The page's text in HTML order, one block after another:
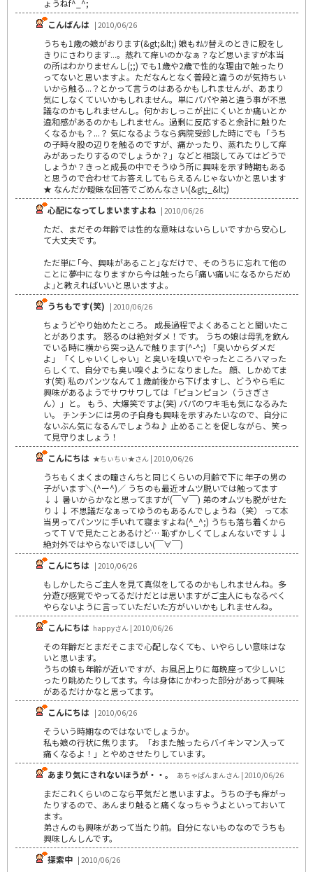
ょうねf^_^;
こんばんは | 2010/06/26
うちも1歳の娘がおります(&gt;&lt;) 娘もｵﾑﾂ替えのときに股をし
きりにさわります...。蒸れて痒いのかなぁ？など思いますが本当
の所はわかりませんし(;;) でも1歳や2歳で性的な理由で触ったり
ってないと思いますよ。ただなんとなく普段と違うのが気持ちい
いから触る...？とかって言うのはあるかもしれませんが、あまり
気にしなくていいかもしれません。単にパパや弟と違う事が不思
議なのかもしれませんし。何かおしっこが出にくいとか痛いとか
違和感があるのかもしれません。過剰に反応すると余計に触りた
くなるかも？...？ 気になるようなら病院受診した時にでも「うち
の子時々股の辺りを触るのですが、痛かったり、蒸れたりして痒
みがあったりするのでしょうか？」などと相談してみてはどうで
しょうか？きっと成長の中でそうゆう所に興味を示す時期もある
と思うので合わせてお答えしてもらえるんじゃないかと思います
★ なんだか曖昧な回答でごめんなさい(&gt;_&lt;)
心配になってしまいますよね | 2010/06/26
ただ、まだその年齢では性的な意味はないらしいですから安心し
て大丈夫です。
ただ単に｢今、興味があること｣なだけで、そのうちに忘れて他の
ことに夢中になりますから今は触ったら｢痛い痛いになるからだめ
よ｣と教えればいいと思いますよ。
うちもです(笑) | 2010/06/26
ちょうどやり始めたところ。 成長過程でよくあることと聞いたこ
とがあります。 怒るのは絶対ダメ！です。 うちの娘は母乳を飲ん
でいる時に横から突っ込んで触ります(^-^;) 「臭いからダメだ
よ」「くしゃいくしゃい」と臭いを嗅いでやったところハマった
らしくて、自分でも臭い嗅ぐようになりました。 顔、しかめてま
す(笑) 私のパンツなんて１歳前後から下げますし、どうやら毛に
興味があるようでサワサワしては「ピョンピョン（うさぎさ
ん）」と。 もう、大爆笑ですよ(笑) パパのワキ毛も気になるみた
い。 チンチンには男の子自身も興味を示すみたいなので、自分に
ないぶん気になるんでしょうね♪ 止めることを促しながら、笑っ
て見守りましょう！
こんにちは ★ちぃちぃ★さん | 2010/06/26
うちもくまくまの瞳さんちと同じくらいの月齢で下に年子の男の
子がいます＼(^ー^)／ うちのも最近オムツ脱いでは触ってます
↓↓ 暑いからかなと思ってますが(￣∀￣) 弟のオムツも脱がせた
り↓↓ 不思議だなぁってゆうのもあるんでしょうね（笑） って本
当男ってパンツに手いれて寝ますよね(^_^;) うちも落ち着くから
ってＴＶで見たことあるけど… 恥ずかしくてしょんないです↓↓
絶対外ではやらないでほしい(￣∀￣)
こんにちは | 2010/06/26
もしかしたらご主人を見て真似をしてるのかもしれませんね。多
分遊び感覚でやってるだけだとは思いますがご主人にもなるべく
やらないように言っていただいた方がいいかもしれませんね。
こんにちは happyさん | 2010/06/26
その年齢だとまだそこまで心配しなくても、いやらしい意味はな
いと思います。
うちの娘も年齢が近いですが、お風呂上りに毎晩座って少しいじ
ったり眺めたりしてます。今は身体にかわった部分があって興味
があるだけかなと思ってます。
こんにちは | 2010/06/26
そういう時期なのではないでしょうか。
私も娘の行状に焦ります。「おまた触ったらバイキンマン入って
痛くなるよ！」とやめさせたりしています。
あまり気にされないほうが・・。
あちゃぱんまんさん | 2010/06/26
まだこれくらいのこなら平気だと思いますよ。うちの子も痒がっ
たりするので、あんまり触ると痛くなっちゃうよといっておいて
ます。
弟さんのも興味があって当たり前。自分にないものなのでうちも
興味しんしんです。
探索中 | 2010/06/26